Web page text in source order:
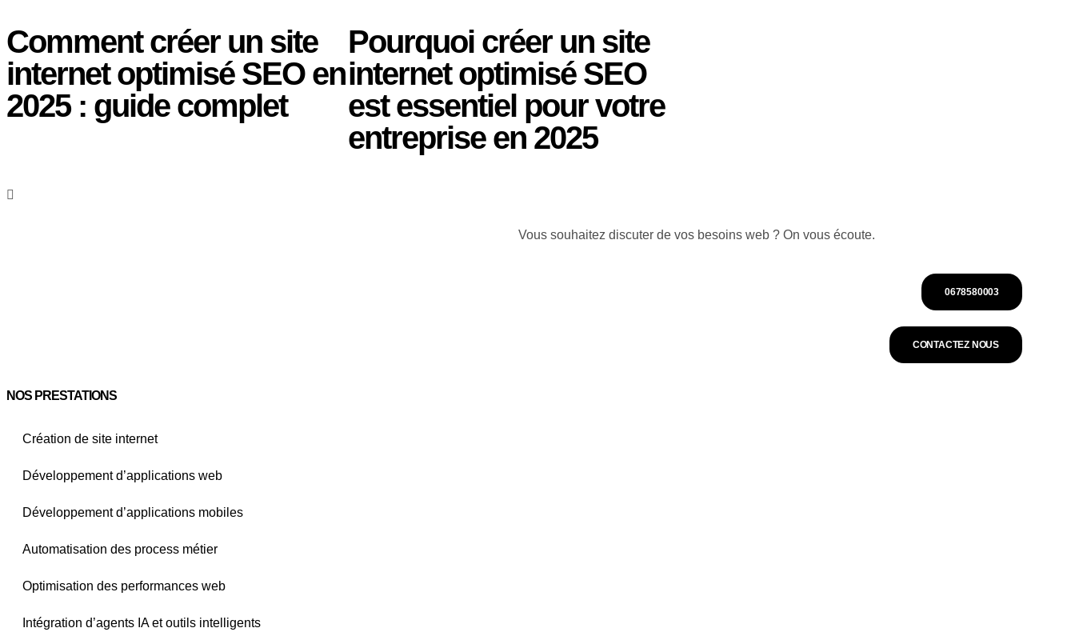
Comment créer un site
internet optimisé SEO en
2025 : guide complet
Pourquoi créer un site
internet optimisé SEO
est essentiel pour votre
entreprise en 2025
Vous souhaitez discuter de vos besoins web ? On vous écoute.
0678580003
CONTACTEZ NOUS
NOS PRESTATIONS
Création de site internet
Développement d’applications web
Développement d’applications mobiles
Automatisation des process métier
Optimisation des performances web
Intégration d’agents IA et outils intelligents